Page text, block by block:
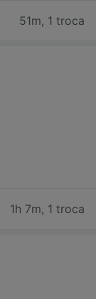
51m, 1 troca
1h 7m, 1 troca